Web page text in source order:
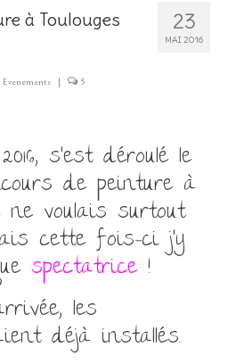
23
MAI 2016
à Toulouges
Evenements | 5
s’est déroulé le
de peinture à
ne voulais surtout
cette fois-ci j’y
spectatrice!
les
déjà installés.